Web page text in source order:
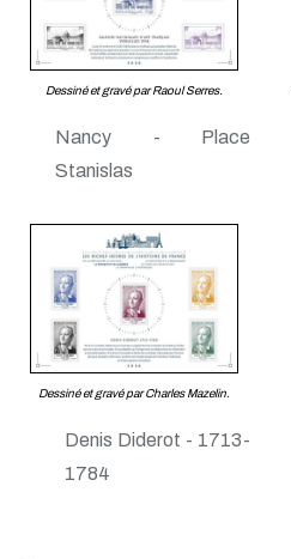
Dessiné et gravé par Raoul Serres.
Nancy - Place
Stanislas
Dessiné et gravé par Charles Mazelin.
Denis Diderot - 1713-
1784